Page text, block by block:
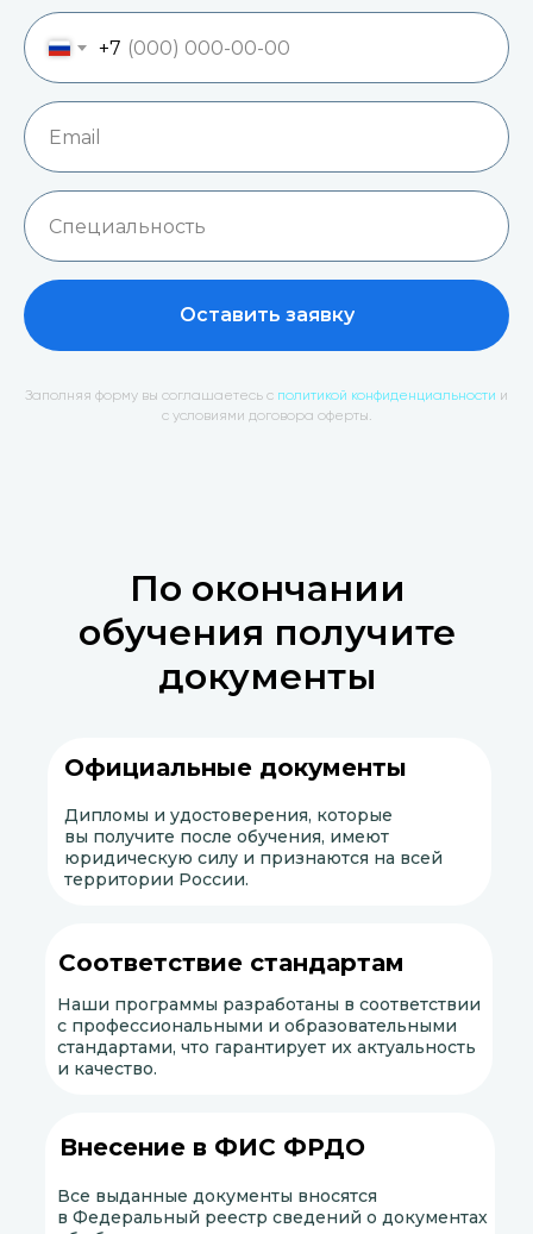
+7
Оставить заявку
Заполняя форму вы соглашаетесь с политикой конфиденциальности и
с условиями договора оферты.
Официальные документы
Дипломы и удостоверения, которые
вы получите после обучения, имеют
юридическую силу и признаются на всей
территории России.
Соответствие стандартам
Наши программы разработаны в соответствии
с профессиональными и образовательными
стандартами, что гарантирует их актуальность
и качество.
Внесение в ФИС ФРДО
Все выданные документы вносятся
в Федеральный реестр сведений о документах
По окончании
обучения получите
документы